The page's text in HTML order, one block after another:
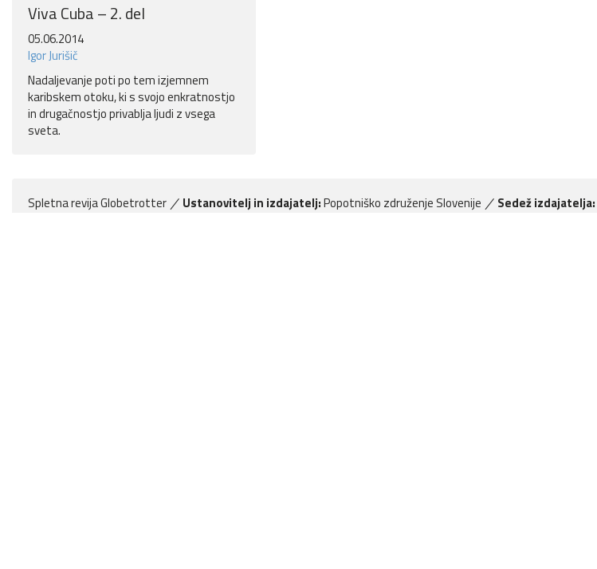
Viva Cuba – 2. del
05.06.2014
Igor Jurišič
Nadaljevanje poti po tem izjemnem
karibskem otoku, ki s svojo enkratnostjo
in drugačnostjo privablja ljudi z vsega
sveta.
Spletna revija Globetrotter Ustanovitelj in izdajatelj:Popotniško združenje Slovenije Sedež izdajatelja: